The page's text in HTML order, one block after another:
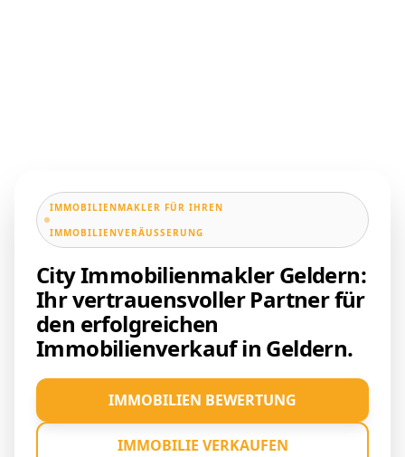
IMMOBILIENMAKLER FÜR IHREN
IMMOBILIENVERÄUSSERUNG
City Immobilienmakler Geldern:
Ihr vertrauensvoller Partner für
den erfolgreichen
Immobilienverkauf in Geldern.
IMMOBILIEN BEWERTUNG
IMMOBILIE VERKAUFEN